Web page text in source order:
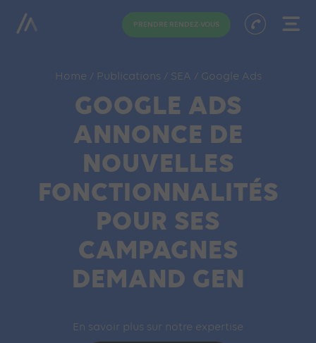
PRENDRE RENDEZ-VOUS
Home / Publications / SEA / Google Ads
GOOGLE ADS
ANNONCE DE
NOUVELLES
FONCTIONNALITÉS
POUR SES
CAMPAGNES
DEMAND GEN
En savoir plus sur notre expertise